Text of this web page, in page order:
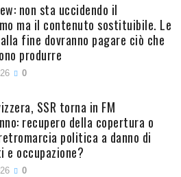
non sta uccidendo il
ma il contenuto sostituibile. Le
fine dovranno pagare ciò che
produrre
0
SSR torna in FM
recupero della copertura o
politica a danno di
e occupazione?
0